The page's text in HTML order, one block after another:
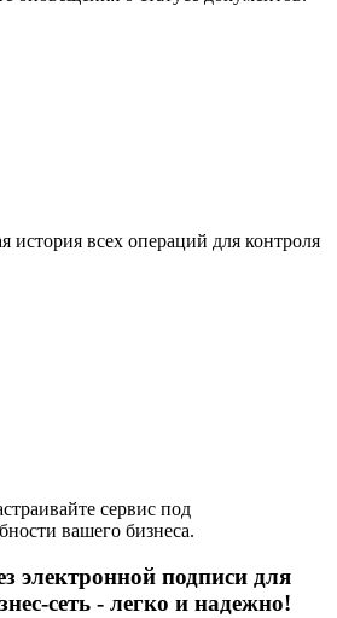
история всех операций для контроля
сервис под
вашего бизнеса.
электронной подписи для
сеть - легко и надежно!